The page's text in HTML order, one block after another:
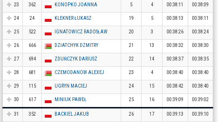
23 362 KONOPKO JOANNA 5 4 00:38:11 00:38:09
24 24 KLEKNER ŁUKASZ 19 5 00:38:13 00:38:11
25 522 IGNATOWICZ RADOSŁAW 20 3 00:38:26 00:38:24
26 666 DZIATCHYK DZMITRY 21 13 00:38:32 00:38:30
27 694 ZDUŃCZYK DARIUSZ 22 14 00:38:37 00:38:35
28 681 CZEMODANOW ALEXEJ 23 4 00:38:40 00:38:40
29 115 UGRYN MACIEJ 24 15 00:38:42 00:38:40
30 617 MINIUK PAWEŁ 25 16 00:39:09 00:39:02
31 352 BACKIEL JAKUB 26 17 00:39:13 00:39:10